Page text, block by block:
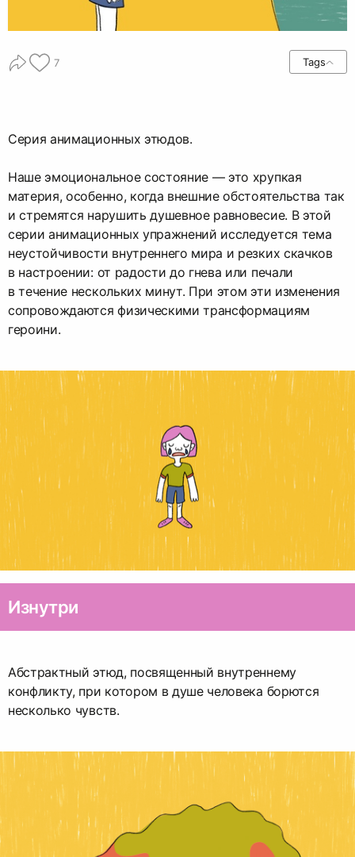
7 Tags
Серия анимационных этюдов.
Наше эмоциональное состояние — это хрупкая
материя, особенно, когда внешние обстоятельства так
и стремятся нарушить душевное равновесие. В этой
серии анимационных упражнений исследуется тема
неустойчивости внутреннего мира и резких скачков
в настроении: от радости до гнева или печали
в течение нескольких минут. При этом эти изменения
сопровождаются физическими трансформациям
героини.
Изнутри
Абстрактный этюд, посвященный внутреннему
конфликту, при котором в душе человека борются
несколько чувств.